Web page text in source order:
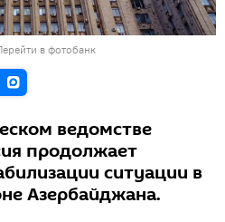
в фотобанк
ведомстве
продолжает
ситуации в
Азербайджана.